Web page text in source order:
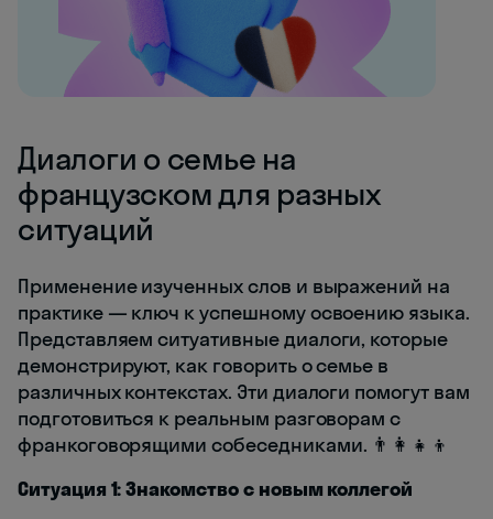
Диалоги о семье на
французском для разных
ситуаций
Применение изученных слов и выражений на
практике — ключ к успешному освоению языка.
Представляем ситуативные диалоги, которые
демонстрируют, как говорить о семье в
различных контекстах. Эти диалоги помогут вам
подготовиться к реальным разговорам с
франкоговорящими собеседниками. 👨‍👩‍👧‍👦
Ситуация 1: Знакомство с новым коллегой